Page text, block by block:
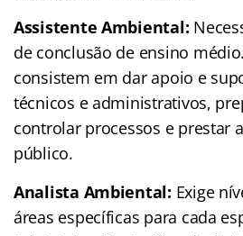
Assistente Ambiental:
de conclusão de ensino
consistem em dar apoio e
técnicos e administrativos,
controlar processos e prestar
público.
Analista Ambiental: Exige
áreas específicas para cada